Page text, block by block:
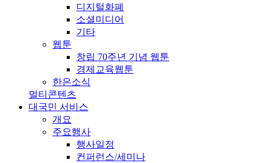
디지털화폐
소셜미디어
기타
웹툰
창립 70주년 기념 웹툰
경제교육웹툰
한은소식
멀티콘텐츠
대국민 서비스
개요
주요행사
행사일정
컨퍼런스/세미나